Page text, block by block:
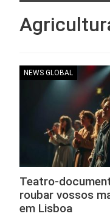
NEWS GLOBAL
Teatro-
roubar vossos
em Lisboa